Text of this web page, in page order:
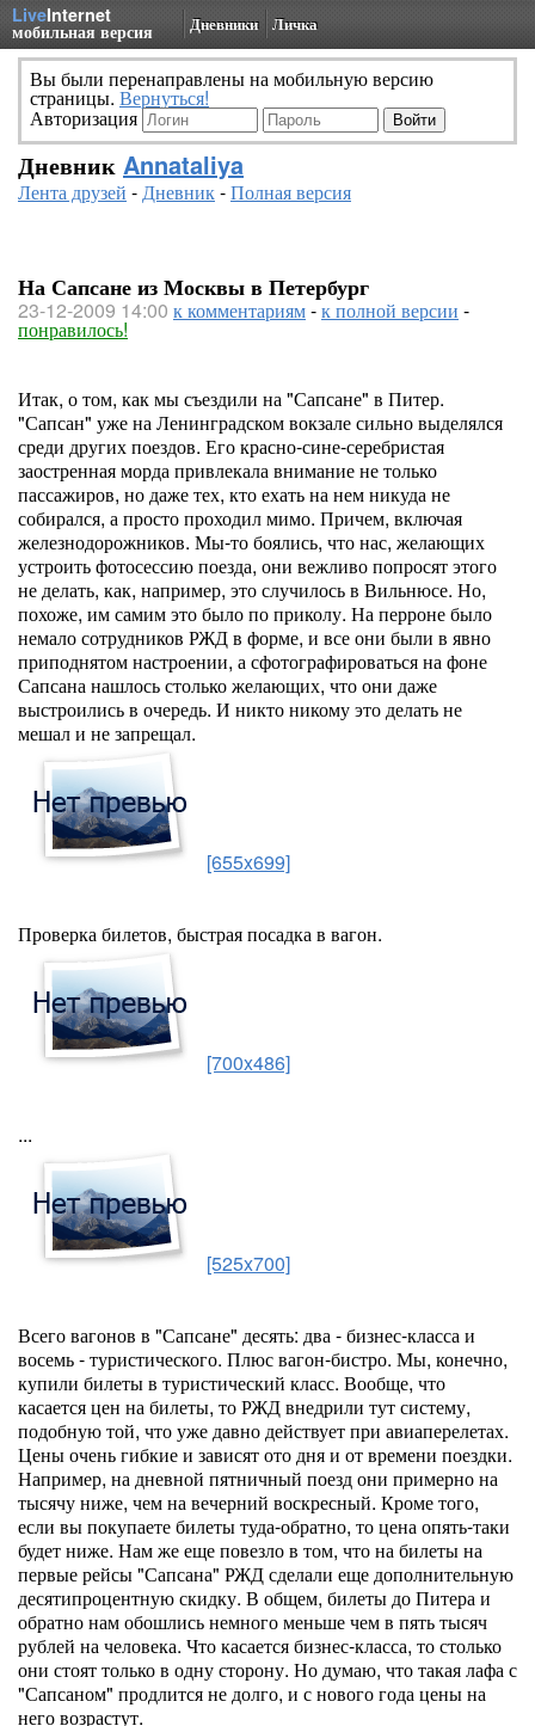
LiveInternet
мобильная версия Дневники Личка
Вы были перенаправлены на мобильную версию
страницы. Вернуться!
Авторизация
Дневник Annataliya
Лента друзей -Дневник-Полная версия
На Сапсане из Москвы в Петербург
23-12-2009 14:00 к комментариям-к полной версии -
понравилось!
Итак, о том, как мы съездили на "Сапсане" в Питер.
"Сапсан" уже на Ленинградском вокзале сильно выделялся
среди других поездов. Его красно-сине-серебристая
заостренная морда привлекала внимание не только
пассажиров, но даже тех, кто ехать на нем никуда не
собирался, а просто проходил мимо. Причем, включая
железнодорожников. Мы-то боялись, что нас, желающих
устроить фотосессию поезда, они вежливо попросят этого
не делать, как, например, это случилось в Вильнюсе. Но,
похоже, им самим это было по приколу. На перроне было
немало сотрудников РЖД в форме, и все они были в явно
приподнятом настроении, а сфотографироваться на фоне
Сапсана нашлось столько желающих, что они даже
выстроились в очередь. И никто никому это делать не
мешал и не запрещал.
[655x699]
Проверка билетов, быстрая посадка в вагон.
[700x486]
...
[525x700]
Всего вагонов в "Сапсане" десять: два - бизнес-класса и
восемь - туристического. Плюс вагон-бистро. Мы, конечно,
купили билеты в туристический класс. Вообще, что
касается цен на билеты, то РЖД внедрили тут систему,
подобную той, что уже давно действует при авиаперелетах.
Цены очень гибкие и зависят ото дня и от времени поездки.
Например, на дневной пятничный поезд они примерно на
тысячу ниже, чем на вечерний воскресный. Кроме того,
если вы покупаете билеты туда-обратно, то цена опять-таки
будет ниже. Нам же еще повезло в том, что на билеты на
первые рейсы "Сапсана" РЖД сделали еще дополнительную
десятипроцентную скидку. В общем, билеты до Питера и
обратно нам обошлись немного меньше чем в пять тысяч
рублей на человека. Что касается бизнес-класса, то столько
они стоят только в одну сторону. Но думаю, что такая лафа с
"Сапсаном" продлится не долго, и с нового года цены на
него возрастут.